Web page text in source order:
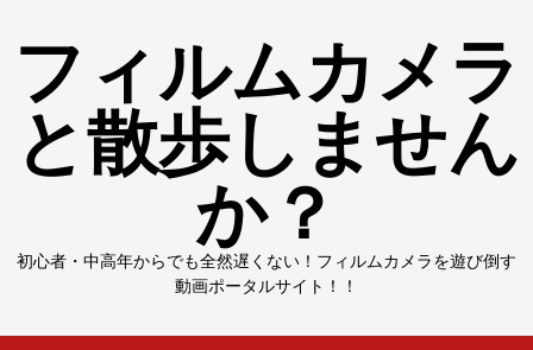
content
フィルムカメラ
と散歩しません
か？
初心者・中高年からでも全然遅くない！フィルムカメラを遊び倒す
動画ポータルサイト！！